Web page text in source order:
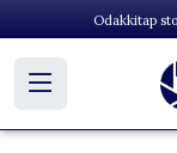
Odakkitap